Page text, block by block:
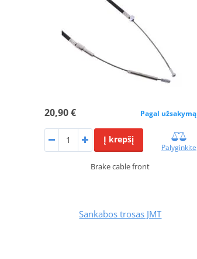
20,90 € Pagal užsakymą
Į krepšį
Palyginkite
Brake cable front
Sankabos trosas JMT